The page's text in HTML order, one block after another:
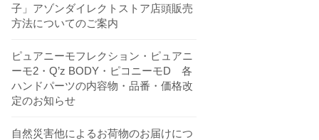
子」アゾンダイレクトストア店頭販売
方法についてのご案内
ピュアニーモフレクション・ピュアニ
ーモ2・Q’z BODY・ピコニーモD 各
ハンドパーツの内容物・品番・価格改
定のお知らせ
自然災害他によるお荷物のお届けにつ